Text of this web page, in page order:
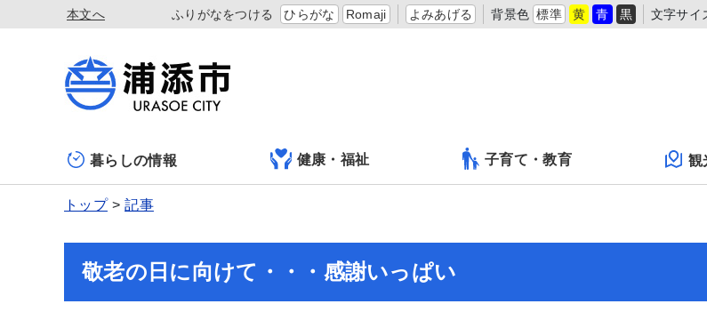
本文へ ふりがなをつける ひらがな Romaji よみあげる 背景色 標準 黄 青 黒 文字サイ
暮らしの情報 健康・福祉 子育て・教育 観
トップ 記事
敬老の日に向けて・・・感謝いっぱい